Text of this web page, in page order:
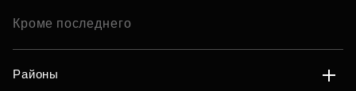
Кроме последнего
Районы